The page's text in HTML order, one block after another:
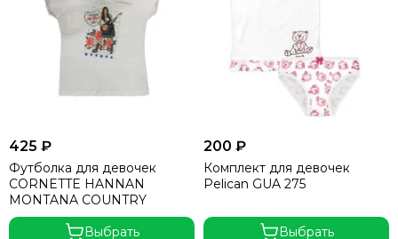
425 ₽
Футболка для девочек
CORNETTE HANNAN
MONTANA COUNTRY
Выбрать
200 ₽
Комплект для девочек
Pelican GUA 275
Выбрать